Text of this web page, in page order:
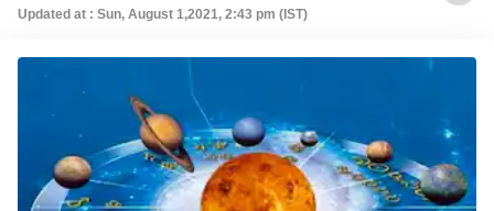
Updated at : Sun, August 1,2021, 2:43 pm (IST)